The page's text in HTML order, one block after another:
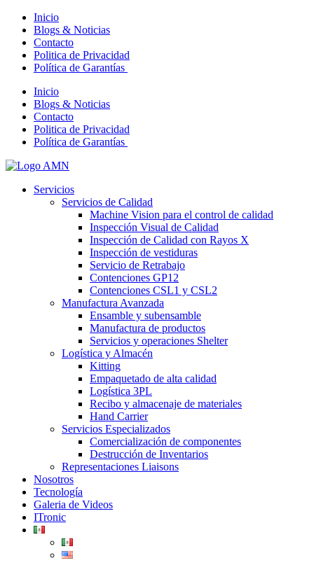
Inicio
Blogs & Noticias
Contacto
Politica de Privacidad
Política de Garantías
Inicio
Blogs & Noticias
Contacto
Politica de Privacidad
Política de Garantías
Servicios
Servicios de Calidad
Machine Vision para el control de calidad
Inspección Visual de Calidad
Inspección de Calidad con Rayos X
Inspección de vestiduras
Servicio de Retrabajo
Contenciones GP12
Contenciones CSL1 y CSL2
Manufactura Avanzada
Ensamble y subensamble
Manufactura de productos
Servicios y operaciones Shelter
Logística y Almacén
Kitting
Empaquetado de alta calidad
Logística 3PL
Recibo y almacenaje de materiales
Hand Carrier
Servicios Especializados
Comercialización de componentes
Destrucción de Inventarios
Representaciones Liaisons
Nosotros
Tecnología
Galeria de Videos
ITronic